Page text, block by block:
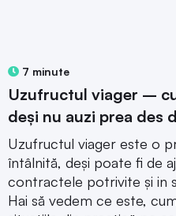
7 minute
Uzufructul viager –
deși nu auzi prea des
Uzufructul viager este o
întâlnită, deși poate fi de
contractele potrivite și in
Hai să vedem ce este,